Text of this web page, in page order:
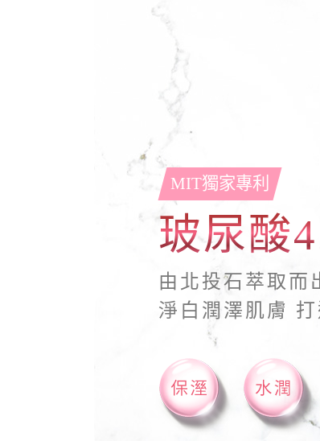
MIT獨家專利
玻尿酸
由北投石萃取而
淨白潤澤肌膚